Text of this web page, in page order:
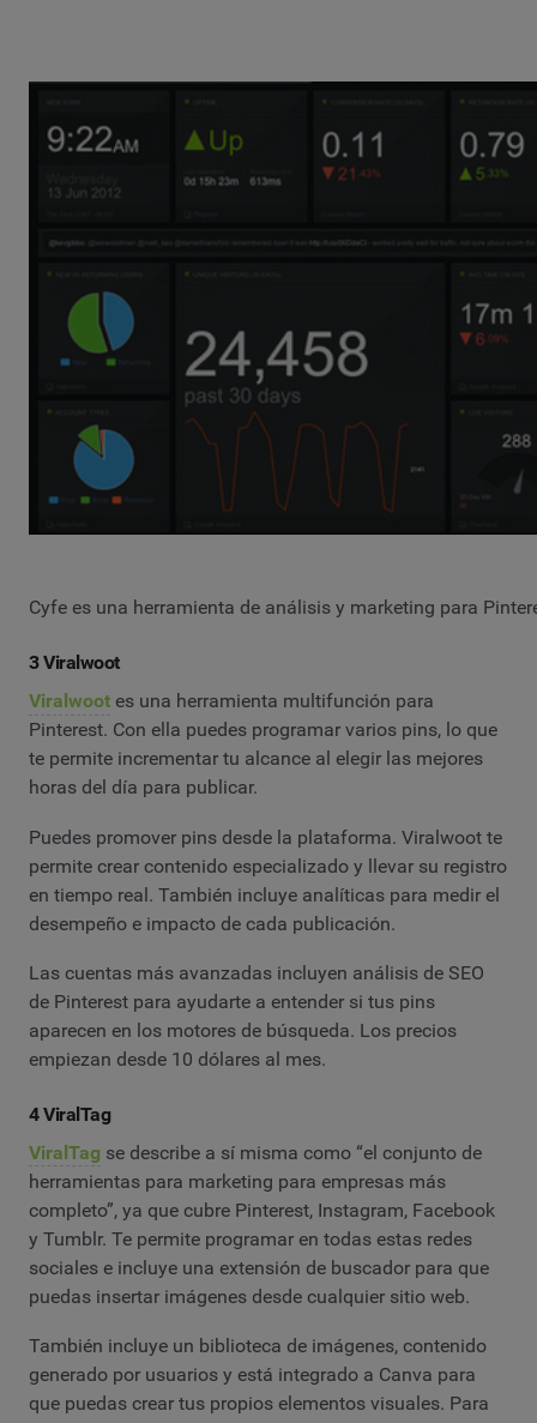
Cyfe es una herramienta de análisis y marketing para
3 Viralwoot
Viralwoot es una herramienta multifunción para
Pinterest. Con ella puedes programar varios pins, lo que
te permite incrementar tu alcance al elegir las mejores
horas del día para publicar.
Puedes promover pins desde la plataforma. Viralwoot te
permite crear contenido especializado y llevar su registro
en tiempo real. También incluye analíticas para medir el
desempeño e impacto de cada publicación.
Las cuentas más avanzadas incluyen análisis de SEO
de Pinterest para ayudarte a entender si tus pins
aparecen en los motores de búsqueda. Los precios
empiezan desde 10 dólares al mes.
4 ViralTag
ViralTag se describe a sí misma como “el conjunto de
herramientas para marketing para empresas más
completo”, ya que cubre Pinterest, Instagram, Facebook
y Tumblr. Te permite programar en todas estas redes
sociales e incluye una extensión de buscador para que
puedas insertar imágenes desde cualquier sitio web.
También incluye un biblioteca de imágenes, contenido
generado por usuarios y está integrado a Canva para
que puedas crear tus propios elementos visuales. Para